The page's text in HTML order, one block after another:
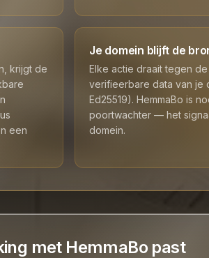
krijgt de
een
Je domein blijft de
Elke actie draait tegen
verifieerbare data van je
Ed25519). HemmaBo is
poortwachter — het
domein.
met HemmaBo past